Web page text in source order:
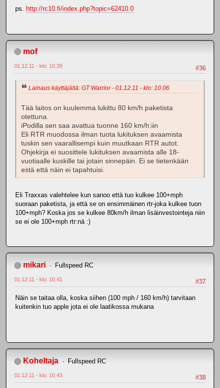
ps. http://rc10.fi/index.php?topic=62410.0
mof
#36
01.12.11 - klo: 10.39
Lainaus käyttäjältä: GT Warrior - 01.12.11 - klo: 10.06
Tää laitos on kuulemma lukittu 80 km/h paketista
otettuna.
iPodilla sen saa avattua tuonne 160 km/h:iin
Eli RTR muodossa ilman tuota lukituksen avaamista
tuskin sen vaarallisempi kuin muutkaan RTR autot.
Ohjekirja ei suosittele lukituksen avaamista alle 18-
vuotiaalle kuskille tai jotain sinnepäin. Ei se tietenkään
estä että näin ei tapahtuisi.
Eli Traxxas valehtelee kun sanoo että tuo kulkee 100+mph
suoraan paketista, ja että se on ensimmäinen rtr-joka kulkee tuon
100+mph? Koska jos se kulkee 80km/h ilman lisäinvestointeja niin
se ei ole 100+mph rtr:nä :)
mikari Fullspeed RC
#37
01.12.11 - klo: 10.41
Näin se taitaa olla, koska siihen (100 mph / 160 km/h) tarvitaan
kuitenkin tuo apple jota ei ole laatikossa mukana
Koheltaja Fullspeed RC
#38
01.12.11 - klo: 10.43